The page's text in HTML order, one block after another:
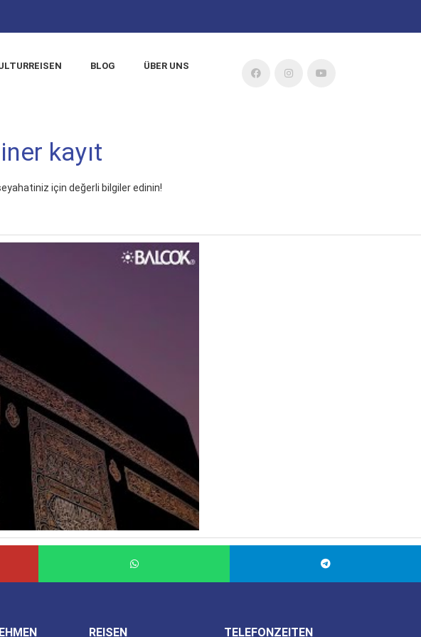
BLOG
ÜBER UNS
kayıt
için değerli bilgiler edinin!
REISEN TELEFONZEITEN